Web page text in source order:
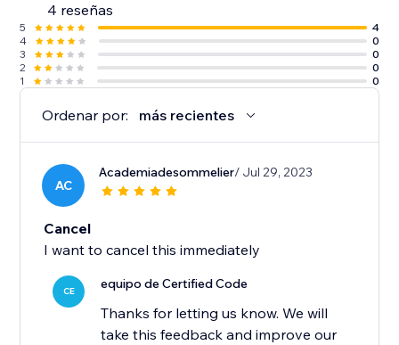
4 reseñas
5
4
4
0
3
0
2
0
1
0
Ordenar por: más recientes
AC
Academiadesommelier/ Jul 29, 2023
Cancel
I want to cancel this immediately
CE equipo de Certified Code
Thanks for letting us know. We will
take this feedback and improve our